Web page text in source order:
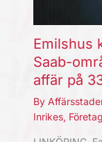
Emilshus
Saab-
affär på
By
Inrikes,